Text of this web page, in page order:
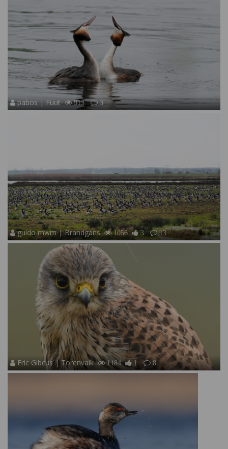
pabos | Fuut 913 3
guido mwm | Brandgans 1056 3 13
Eric Gibcus | Torenvalk 1184 1 8